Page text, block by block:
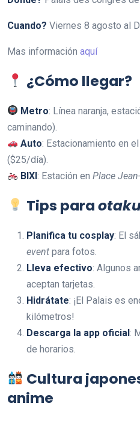
Cuando? Viernes 8 agosto al
Mas información aquí
¿Cómo llegar?
Metro: Línea naranja,
caminando).
Auto: Estacionamiento en
($25/día).
BIXI: Estación enPlace
Tips para
Planifica tu cosplay: El
event para fotos.
Lleva efectivo: Algunos
aceptan tarjetas.
Hidrátate: ¡El Palais es
kilómetros!
Descarga la app oficial:
de horarios.
Cultura
anime